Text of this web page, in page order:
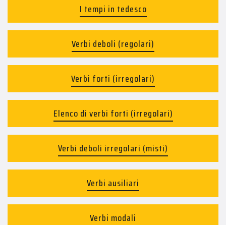
I tempi in tedesco
Verbi deboli (regolari)
Verbi forti (irregolari)
Elenco di verbi forti (irregolari)
Verbi deboli irregolari (misti)
Verbi ausiliari
Verbi modali